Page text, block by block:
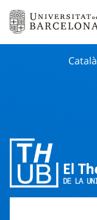
Català